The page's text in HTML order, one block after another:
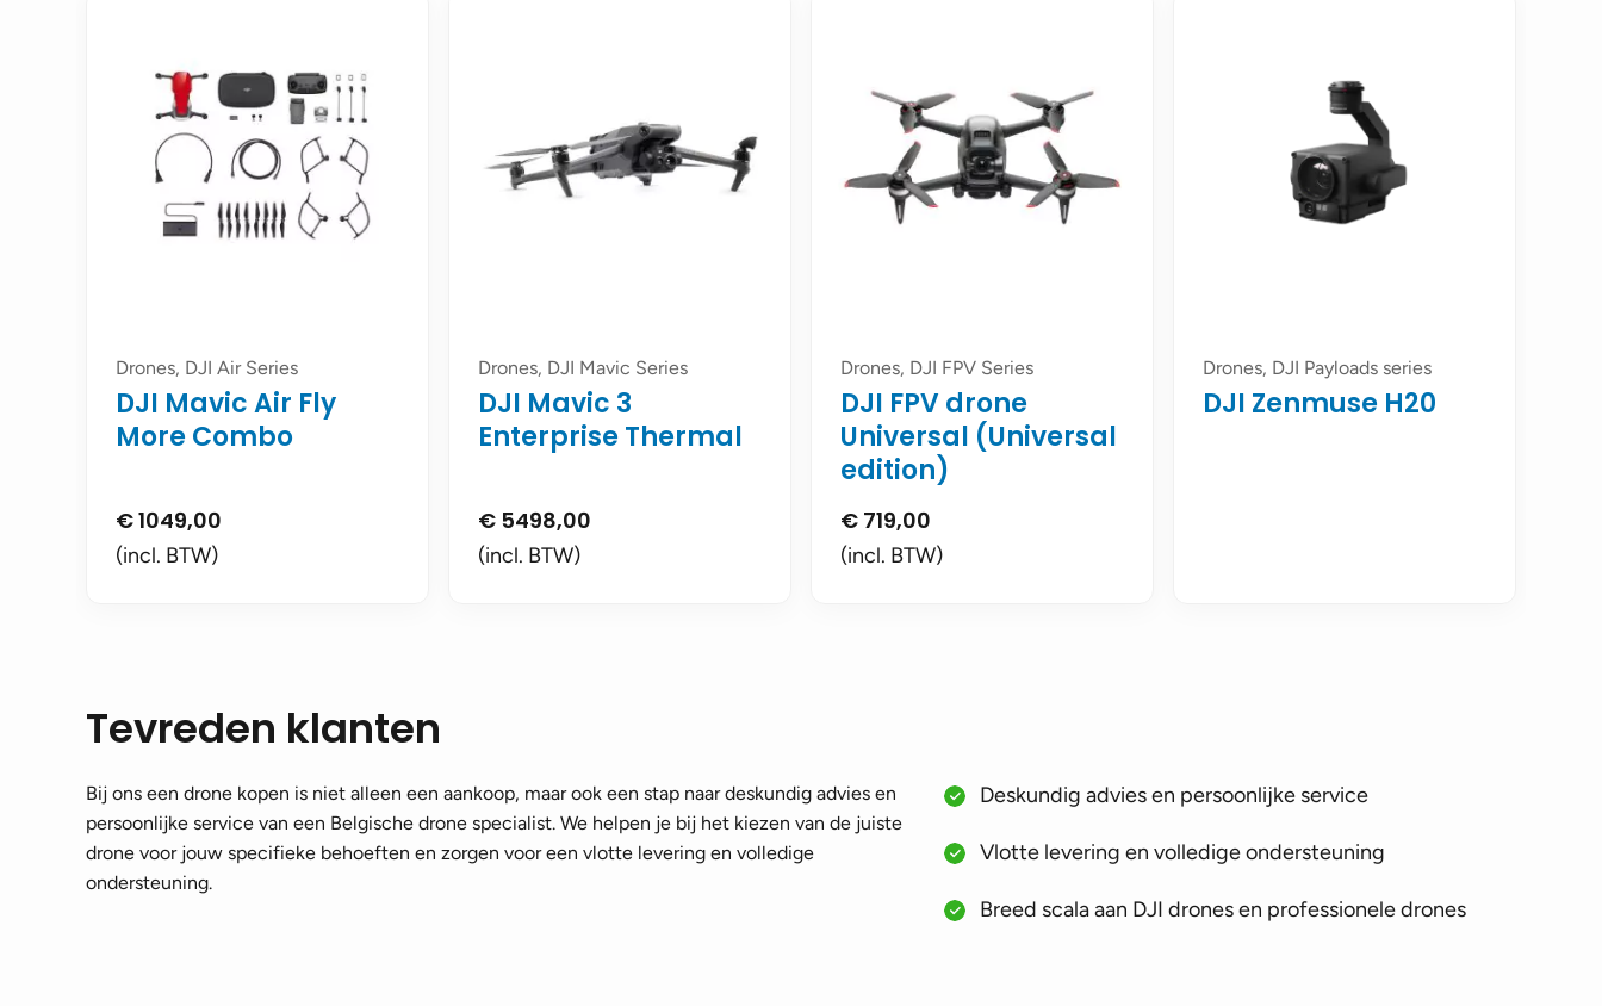
Drones, DJI Air Series
DJI Mavic Air Fly
More Combo
€1049,00
(incl. BTW)
Drones, DJI Mavic Series
DJI Mavic 3
Enterprise Thermal
€ 5498,00
(incl. BTW)
Drones, DJI FPV Series
DJI FPV drone
Universal (Universal
edition)
€ 719,00
(incl. BTW)
Drones, DJI Payloads series
DJI Zenmuse H20
Tevreden klanten
Bij ons een drone kopen is niet alleen een aankoop, maar ook een stap naar deskundig advies en
persoonlijke service van een Belgische drone specialist. We helpen je bij het kiezen van de juiste
drone voor jouw specifieke behoeften en zorgen voor een vlotte levering en volledige
ondersteuning.
Deskundig advies en persoonlijke service
Vlotte levering en volledige ondersteuning
Breed scala aan DJI drones en professionele drones